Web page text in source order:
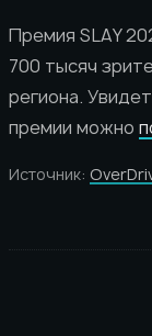
Премия SLAY
700 тысяч
региона.
премии можно
Источник: